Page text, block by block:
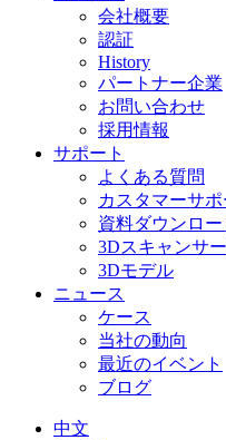
会社概要
認証
History
パートナー企業
お問い合わせ
採用情報
サポート
よくある質問
カスタマーサポ
資料ダウンロー
3Dスキャンサ
3Dモデル
ニュース
ケース
当社の動向
最近のイベント
ブログ
中文